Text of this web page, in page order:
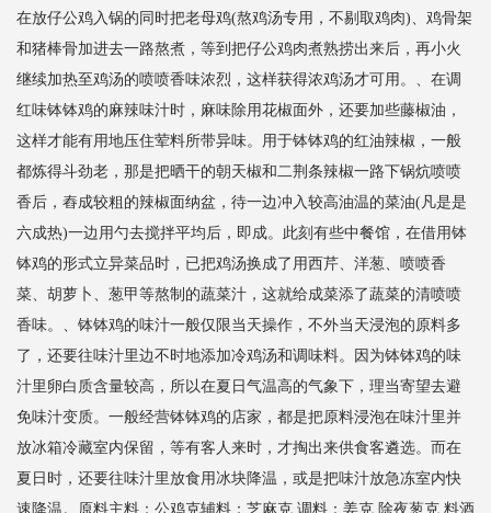
在放仔公鸡入锅的同时把老母鸡(熬鸡汤专用，不剔取鸡肉)、鸡骨架
和猪棒骨加进去一路熬煮，等到把仔公鸡肉煮熟捞出来后，再小火
继续加热至鸡汤的喷喷香味浓烈，这样获得浓鸡汤才可用。、在调
红味钵钵鸡的麻辣味汁时，麻味除用花椒面外，还要加些藤椒油，
这样才能有用地压住荤料所带异味。用于钵钵鸡的红油辣椒，一般
都炼得斗劲老，那是把晒干的朝天椒和二荆条辣椒一路下锅炕喷喷
香后，舂成较粗的辣椒面纳盆，待一边冲入较高油温的菜油(凡是是
六成热)一边用勺去搅拌平均后，即成。此刻有些中餐馆，在借用钵
钵鸡的形式立异菜品时，已把鸡汤换成了用西芹、洋葱、喷喷香
菜、胡萝卜、葱甲等熬制的蔬菜汁，这就给成菜添了蔬菜的清喷喷
香味。、钵钵鸡的味汁一般仅限当天操作，不外当天浸泡的原料多
了，还要往味汁里边不时地添加冷鸡汤和调味料。因为钵钵鸡的味
汁里卵白质含量较高，所以在夏日气温高的气象下，理当寄望去避
免味汁变质。一般经营钵钵鸡的店家，都是把原料浸泡在味汁里并
放冰箱冷藏室内保留，等有客人来时，才掏出来供食客遴选。而在
夏日时，还要往味汁里放食用冰块降温，或是把味汁放急冻室内快
速降温。原料主料：公鸡克辅料：芝麻克,调料：姜克,除夜葱克,料酒